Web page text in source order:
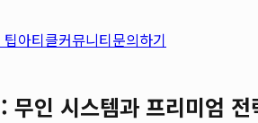
아티클커뮤니티문의하기
무인 시스템과 프리미엄